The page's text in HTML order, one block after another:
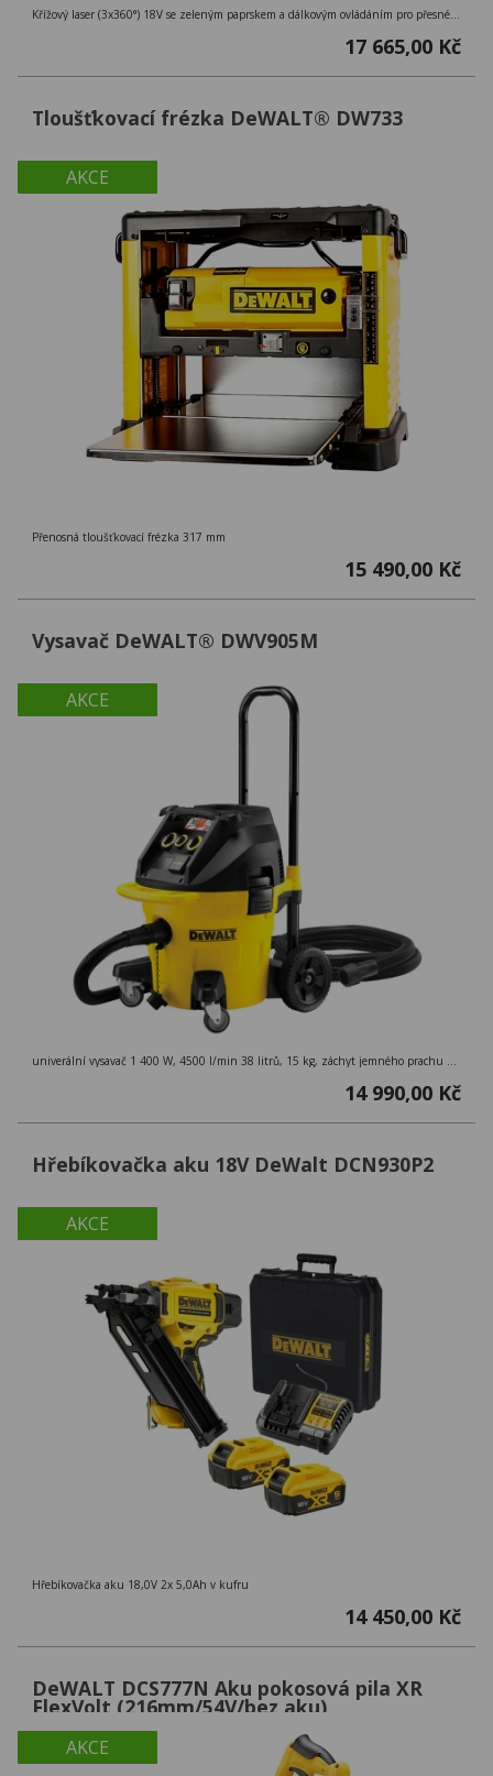
Křížový laser (3x360°) 18V se zeleným paprskem a dálkovým ovládáním pro přesné nastavení až na 100 m, přesnost ± 0,3 mm/m
17 665,00 Kč
AKCE
Tloušťkovací frézka DeWALT® DW733
Přenosná tloušťkovací frézka 317 mm
15 490,00 Kč
AKCE
Vysavač DeWALT® DWV905M
univerální vysavač 1 400 W, 4500 l/min 38 litrů, 15 kg, záchyt jemného prachu 99,9 %, třída M ( > 0,1mg/m3 ), externí zásuvka
14 990,00 Kč
AKCE
Hřebíkovačka aku 18V DeWalt DCN930P2
Hřebíkovačka aku 18,0V 2x 5,0Ah v kufru
14 450,00 Kč
AKCE
DeWALT DCS777N Aku pokosová pila XR
FlexVolt (216mm/54V/bez aku)